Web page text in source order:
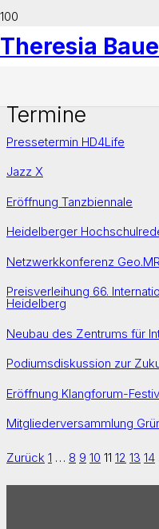
Theresia
Termine
Pressetermin HD4Life
Jazz X
Eröffnung Tanzbiennale
Heidelberger
Netzwerkkonferenz
Preisverleihung 66.
Heidelberg
Neubau des Zentrums für
Podiumsdiskussion zur
Eröffnung Klangforum-
Mitgliederversammlung
Zurück 1 … 8 9 10 11 12 13 14